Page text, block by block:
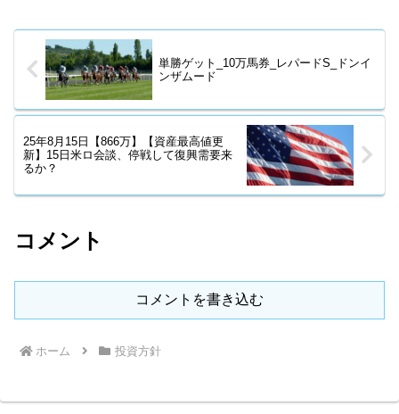
単勝ゲット_10万馬券_レパードS_ドンイ
ンザムード
25年8月15日【866万】【資産最高値更
新】15日米ロ会談、停戦して復興需要来
るか？
コメント
コメントを書き込む
ホーム 投資方針